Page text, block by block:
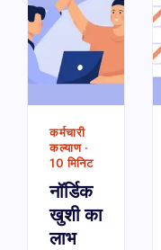
कर्मचारी
कल्याण ·
10 मिनिट
नॉर्डिक
खुशी का
लाभ